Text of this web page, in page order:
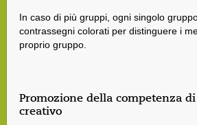
In caso di più gruppi, ogni singolo
contrassegni colorati per distinguere i
proprio gruppo.
Promozione della competenza
creativo